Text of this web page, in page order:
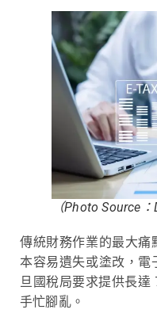
（Photo Source
傳統財務作業的最大痛
本容易遺失或塗改，電
旦國稅局要求提供長
手忙腳亂。